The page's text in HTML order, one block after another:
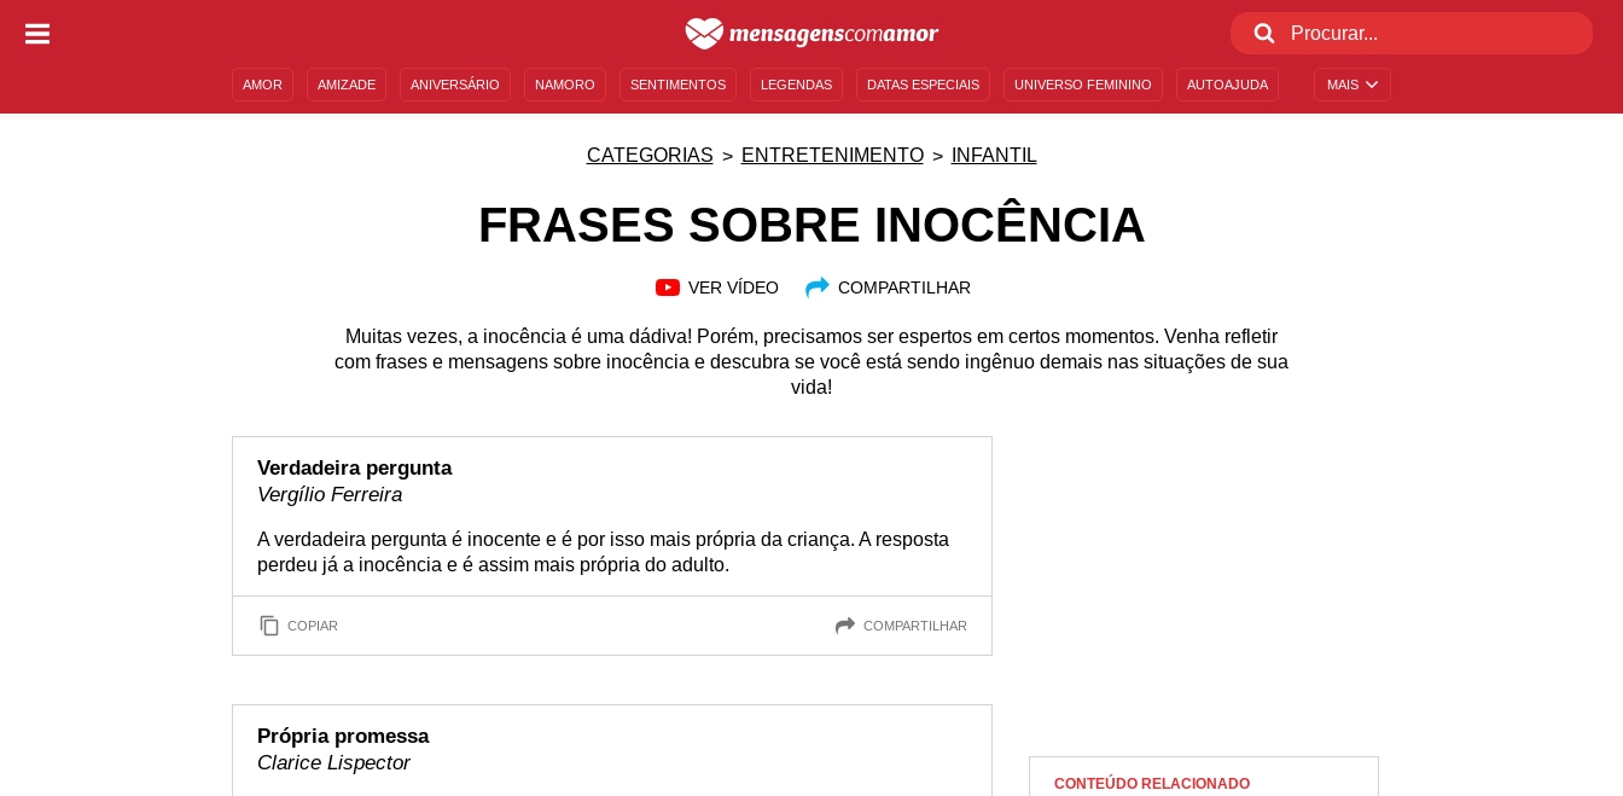
MAIS
AMOR AMIZADE ANIVERSÁRIO NAMORO SENTIMENTOS LEGENDAS DATAS ESPECIAIS UNIVERSO FEMININO AUTOAJUDA
CATEGORIAS ENTRETENIMENTO INFANTIL
FRASES SOBRE INOCÊNCIA
VER VÍDEO COMPARTILHAR
Muitas vezes, a inocência é uma dádiva! Porém, precisamos ser espertos em certos momentos. Venha refletir
com frases e mensagens sobre inocência e descubra se você está sendo ingênuo demais nas situações de sua
vida!
Verdadeira pergunta
Vergílio Ferreira
A verdadeira pergunta é inocente e é por isso mais própria da criança. A resposta
perdeu já a inocência e é assim mais própria do adulto.
COPIAR COMPARTILHAR
Própria promessa
Clarice Lispector
CONTEÚDO RELACIONADO